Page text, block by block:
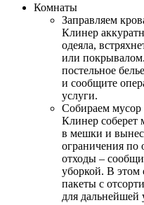
Комнаты
Заправляем
Клинер
одеяла,
или
постельное
и сообщите
услуги.
Собираем
Клинер
в мешки и
ограничения по
отходы –
уборкой. В этом
пакеты с
для